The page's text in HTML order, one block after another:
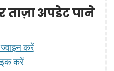
ताज़ा अपडेट पाने
करें
करें